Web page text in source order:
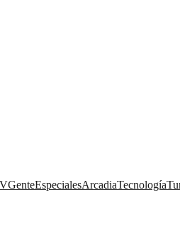
GenteEspecialesArcadiaTecnología